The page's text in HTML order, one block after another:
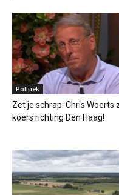
Politiek
Zet je schrap: Chris Woerts
koers richting Den Haag!